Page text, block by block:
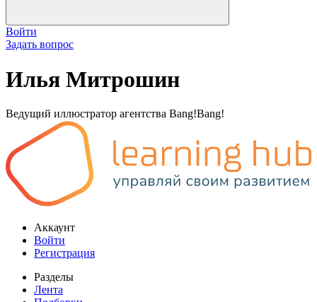
Войти
Задать вопрос
Илья Митрошин
Ведущий иллюстратор агентства Bang!Bang!
Аккаунт
Войти
Регистрация
Разделы
Лента